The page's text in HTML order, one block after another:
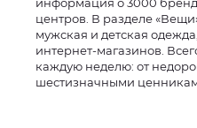
центров. В разделе
мужская и детская
интернет-магазинов.
каждую неделю: от
шестизначными